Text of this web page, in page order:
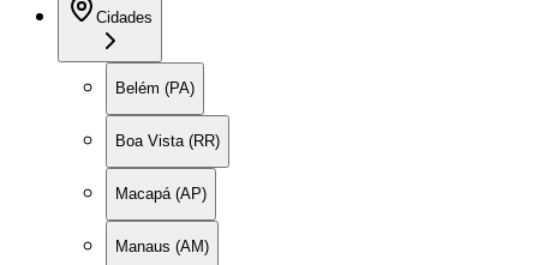
Cidades
Belém (PA)
Boa Vista (RR)
Macapá (AP)
Manaus (AM)